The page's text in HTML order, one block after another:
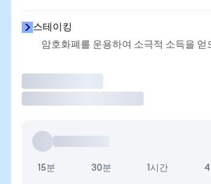
스테이킹
암호화폐를 운용하여 소극적 소득을 얻
15분 30분 1시간